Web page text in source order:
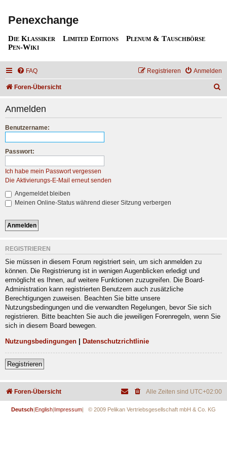
Penexchange
Die Klassiker Limited Editions
Plenum & Tauschbörse
Pen-Wiki
FAQ Anmelden
Registrieren
Foren-Übersicht
Anmelden
Benutzername:
Passwort:
Ich habe mein Passwort vergessen
Die Aktivierungs-E-Mail erneut senden
Angemeldet bleiben
Meinen Online-Status während dieser Sitzung verbergen
REGISTRIEREN
Sie müssen in diesem Forum registriert sein, um sich anmelden zu
können. Die Registrierung ist in wenigen Augenblicken erledigt und
ermöglicht es Ihnen, auf weitere Funktionen zuzugreifen. Die Board-
Administration kann registrierten Benutzern auch zusätzliche
Berechtigungen zuweisen. Beachten Sie bitte unsere
Nutzungsbedingungen und die verwandten Regelungen, bevor Sie sich
registrieren. Bitte beachten Sie auch die jeweiligen Forenregeln, wenn Sie
sich in diesem Board bewegen.
Nutzungsbedingungen Datenschutzrichtlinie
Registrieren
Foren-Übersicht Alle Zeiten sind UTC+02:00
Deutsch English Impressum | © 2009 Pelikan Vertriebsgesellschaft mbH & Co. KG